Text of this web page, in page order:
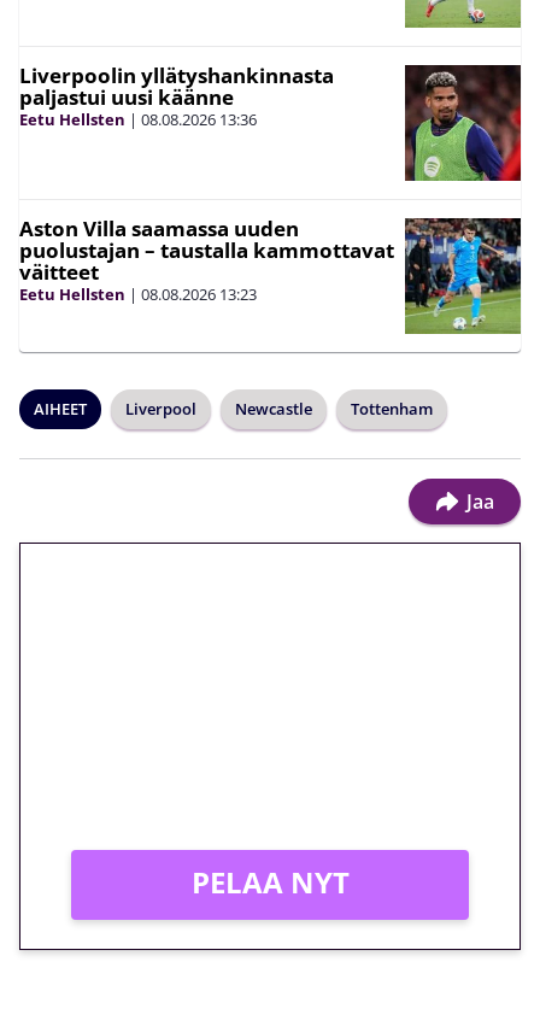
Liverpoolin yllätyshankinnasta
paljastui uusi käänne
Eetu Hellsten | 08.08.2026 13:36
Aston Villa saamassa uuden
puolustajan – taustalla kammottavat
väitteet
Eetu Hellsten | 08.08.2026 13:23
AIHEET Liverpool Newcastle Tottenham
Jaa
PELAA NYT